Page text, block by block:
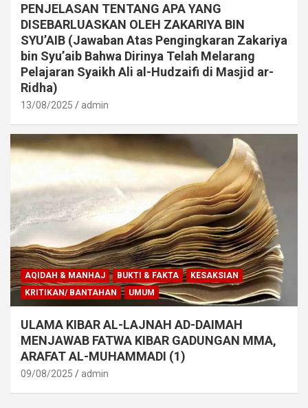
PENJELASAN TENTANG APA YANG
DISEBARLUASKAN OLEH ZAKARIYA BIN
SYU’AIB (Jawaban Atas Pengingkaran Zakariya
bin Syu’aib Bahwa Dirinya Telah Melarang
Pelajaran Syaikh Ali al-Hudzaifi di Masjid ar-
Ridha)
13/08/2025 admin
AQIDAH & MANHAJ BUKTI & FAKTA
KESAKSIAN
KRITIKAN/ BANTAHAN
UMUM
ULAMA KIBAR AL-LAJNAH AD-DAIMAH
MENJAWAB FATWA KIBAR GADUNGAN MMA,
ARAFAT AL-MUHAMMADI (1)
09/08/2025 admin